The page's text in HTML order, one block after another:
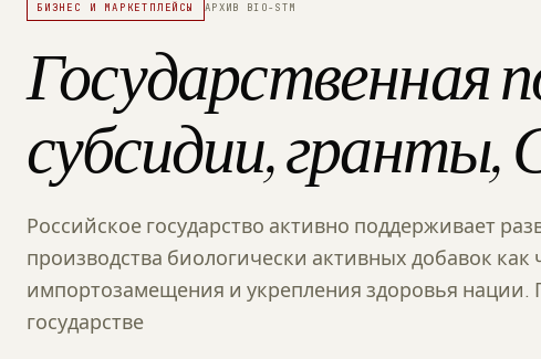
БИЗНЕС И МАРКЕТПЛЕЙСЫ АРХИВ BIO-STM
Государственная
субсидии, гранты,
Российское государство активно поддерживает
производства биологически активных добавок как
импортозамещения и укрепления здоровья нации.
государстве